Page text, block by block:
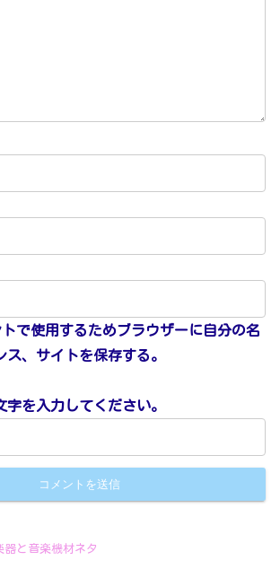
で使用するためブラウザーに自分の名
、サイトを保存する。
字を入力してください。
器と音楽機材ネタ